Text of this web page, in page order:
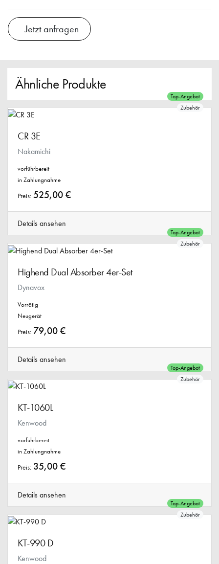
Jetzt anfragen
Ähnliche Produkte
Top-Angebot
Zubehör
CR 3E
Nakamichi
vorführbereit
in Zahlungnahme
Preis: 525,00 €
Details ansehen
Top-Angebot
Zubehör
Highend Dual Absorber 4er-Set
Dynavox
Vorrätig
Neugerät
Preis: 79,00 €
Details ansehen
Top-Angebot
Zubehör
KT-1060L
Kenwood
vorführbereit
in Zahlungnahme
Preis: 35,00 €
Details ansehen
Top-Angebot
Zubehör
KT-990 D
Kenwood